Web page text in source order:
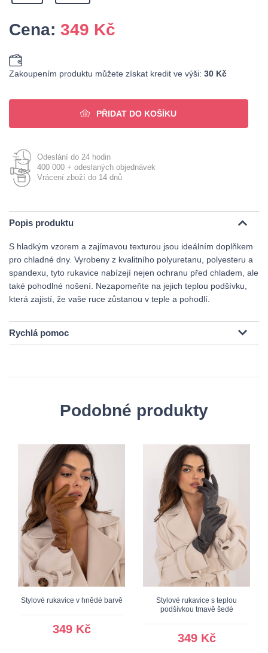
Cena: 349 Kč
Zakoupením produktu můžete získat kredit ve výši: 30 Kč
PŘIDAT DO KOŠÍKU
Odeslání do 24 hodin
400 000 + odeslaných objednávek
Vrácení zboží do 14 dnů
Popis produktu
S hladkým vzorem a zajímavou texturou jsou ideálním doplňkem
pro chladné dny. Vyrobeny z kvalitního polyuretanu, polyesteru a
spandexu, tyto rukavice nabízejí nejen ochranu před chladem, ale
také pohodlné nošení. Nezapomeňte na jejich teplou podšívku,
která zajistí, že vaše ruce zůstanou v teple a pohodlí.
Rychlá pomoc
Podobné produkty
Stylové rukavice v hnědé barvě
349 Kč
Stylové rukavice s teplou
podšívkou tmavě šedé
349 Kč